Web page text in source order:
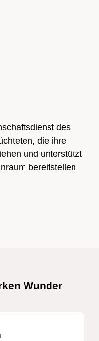
des
die ihre
und unterstützt
bereitstellen
Wunder